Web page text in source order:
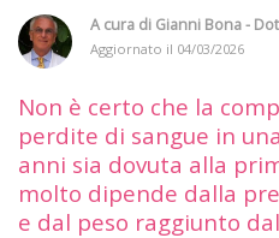
A cura di Gianni Bona -
Aggiornato il 04/03/2026
Non è certo che la
perdite di sangue in
anni sia dovuta alla
molto dipende dalla
e dal peso raggiunto